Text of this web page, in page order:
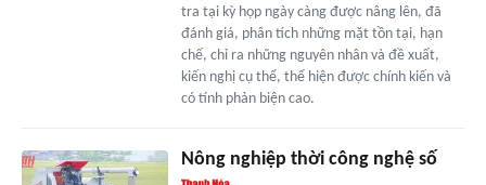
tra tại kỳ họp ngày càng được nâng lên, đã
đánh giá, phân tích những mặt tồn tại, hạn
chế, chỉ ra những nguyên nhân và đề xuất,
kiến nghị cụ thể, thể hiện được chính kiến và
có tính phản biện cao.
Nông nghiệp thời công nghệ số